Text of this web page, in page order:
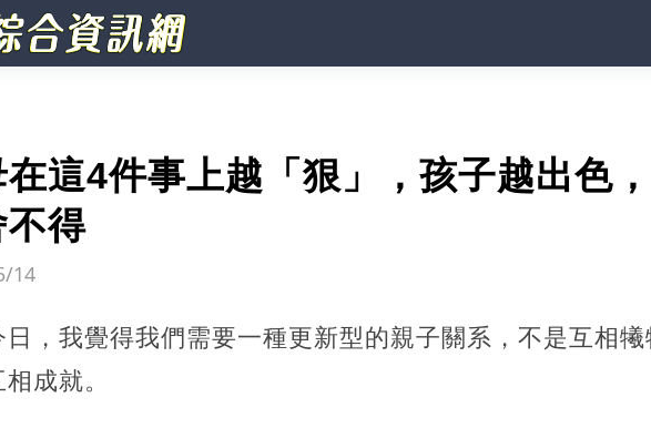
這4件事上越「狠」，孩子越出色
得
14
日，我覺得我們需要一種更新型的親子關系，不是互相
成就。